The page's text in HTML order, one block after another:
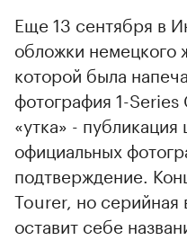
Еще 13 сентября в
обложки
которой была
фотография 1-Series
«утка» - публикация
официальных
подтверждение.
Tourer, но серийная
оставит себе